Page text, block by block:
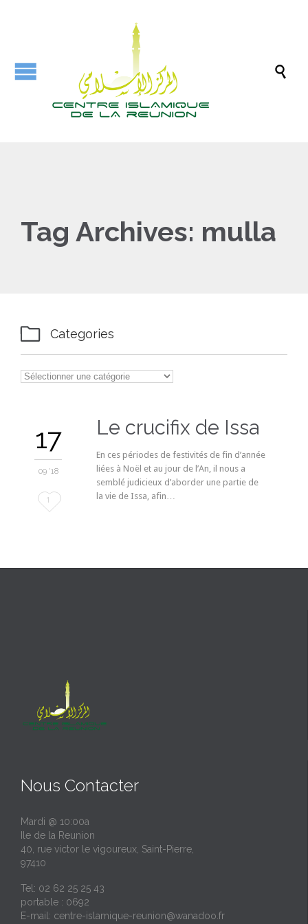

Tag Archives: mulla
 Categories

17
09 '18
Love
1
Le crucifix de Issa
En ces périodes de festivités de fin d’année
liées à Noël et au jour de l’An, il nous a
semblé judicieux d’aborder une partie de
la vie de Issa, afin…
Nous Contacter
Mardi @ 10:00a
Ile de la Reunion
40, rue victor le vigoureux, Saint-Pierre,
97410
Tel: 02 62 25 25 43
portable : 0692
E-mail: centre-islamique-reunion@wanadoo.fr